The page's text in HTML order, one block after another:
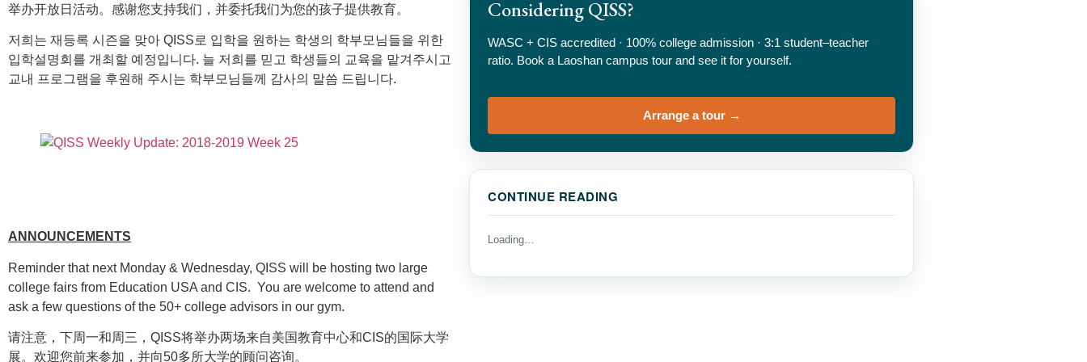
举办开放日活动。感谢您支持我们，并委托我们为您的孩子提供教育。
저희는 재등록 시즌을 맞아 QISS로 입학을 원하는 학생의 학부모님들을 위한
입학설명회를 개최할 예정입니다. 늘 저희를 믿고 학생들의 교육을 맡겨주시고
교내 프로그램을 후원해 주시는 학부모님들께 감사의 말씀 드립니다.
ANNOUNCEMENTS
Reminder that next Monday & Wednesday, QISS will be hosting two large
college fairs from Education USA and CIS. You are welcome to attend and
ask a few questions of the 50+ college advisors in our gym.
请注意，下周一和周三，QISS将举办两场来自美国教育中心和CIS的国际大学
展。欢迎您前来参加，并向50多所大学的顾问咨询。
Considering QISS?
WASC + CIS accredited · 100% college admission · 3:1 student–teacher
ratio. Book a Laoshan campus tour and see it for yourself.
Arrange a tour →
CONTINUE READING
Loading…